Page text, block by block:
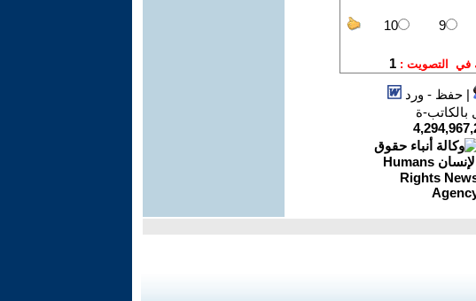
|حفظ - ورد
بالكاتب-ة